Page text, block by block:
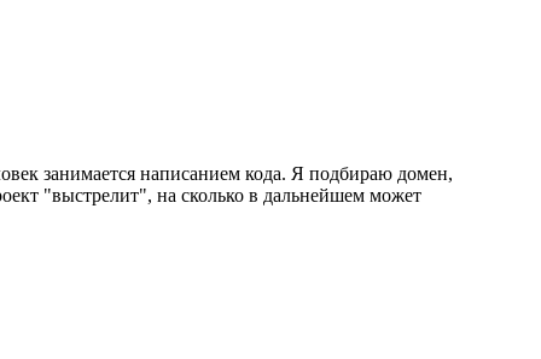
занимается написанием кода. Я подбираю домен,
"выстрелит", на сколько в дальнейшем может